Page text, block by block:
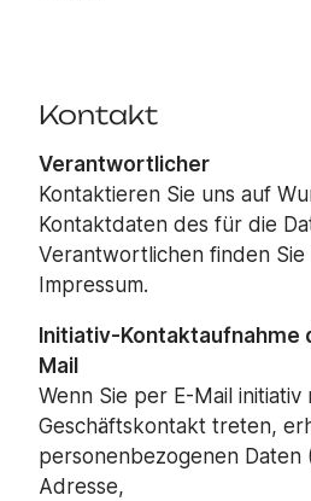
Kontakt
Verantwortlicher
Kontaktieren Sie uns auf
Kontaktdaten des für die
Verantwortlichen finden Sie
Impressum.
Initiativ-Kontaktaufnahme
Mail
Wenn Sie per E-Mail initiativ
Geschäftskontakt treten,
personenbezogenen Daten
Adresse,